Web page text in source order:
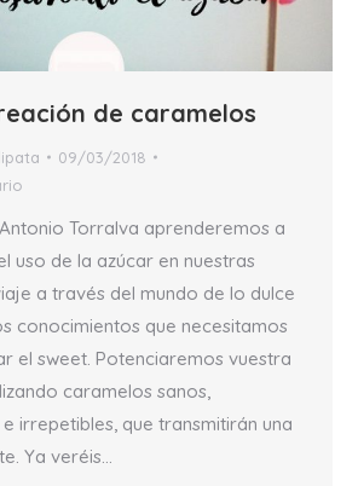
de caramelos
09/03/2018
Torralva aprenderemos a
uso de la azúcar en nuestras
a través del mundo de lo dulce
conocimientos que necesitamos
el sweet. Potenciaremos vuestra
caramelos sanos,
irrepetibles, que transmitirán una
Ya veréis…